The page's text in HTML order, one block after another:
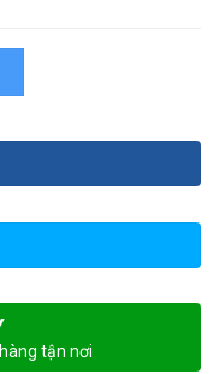
tận nơi